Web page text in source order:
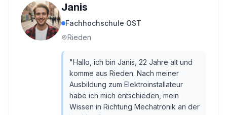
Janis
Fachhochschule OST
Rieden
"Hallo, ich bin Janis, 22 Jahre alt und
komme aus Rieden. Nach meiner
Ausbildung zum Elektroinstallateur
habe ich mich entschieden, mein
Wissen in Richtung Mechatronik an der